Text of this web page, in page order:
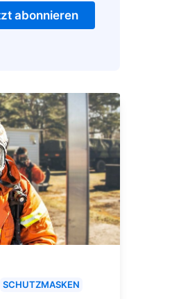
abonnieren
SCHUTZMASKEN